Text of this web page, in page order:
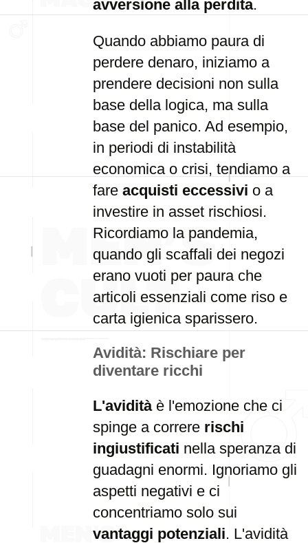
avversione alla perdita.
Quando abbiamo paura di
perdere denaro, iniziamo a
prendere decisioni non sulla
base della logica, ma sulla
base del panico. Ad esempio,
in periodi di instabilità
economica o crisi, tendiamo a
fare acquisti eccessivi o a
investire in asset rischiosi.
Ricordiamo la pandemia,
quando gli scaffali dei negozi
erano vuoti per paura che
articoli essenziali come riso e
carta igienica sparissero.
Avidità: Rischiare per
diventare ricchi
L'aviditàè l'emozione che ci
spinge a correre rischi
ingiustificati nella speranza di
guadagni enormi. Ignoriamo gli
aspetti negativi e ci
concentriamo solo sui
vantaggi potenziali. L'avidità